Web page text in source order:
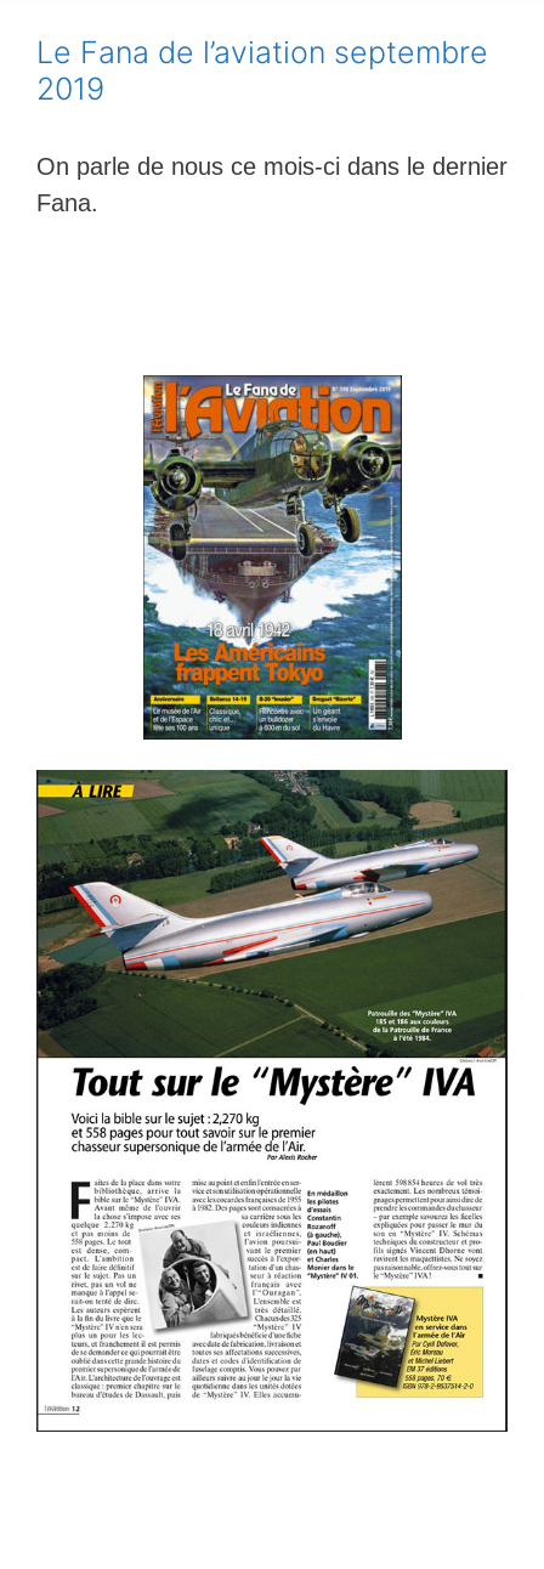
Le Fana de l’aviation septembre
2019
On parle de nous ce mois-ci dans le dernier
Fana.